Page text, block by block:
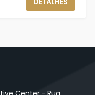
DETALHES
Center - Rua